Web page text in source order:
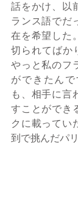
話をかけ、以
ランス語でだ
在を希望した
切られてばか
やっと私のフ
ができたん
も、相手に言
すことができ
クに載ってい
到で挑んだパリ